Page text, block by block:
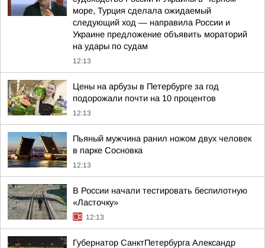
море, Турция сделала ожидаемый
следующий ход — направила России и
Украине предложение объявить мораторий
на удары по судам
12:13
Цены на арбузы в Петербурге за год
подорожали почти на 10 процентов
12:13
Пьяный мужчина ранил ножом двух человек
в парке Сосновка
12:13
В России начали тестировать беспилотную
«Ласточку»
12:13
Губернатор СанктПетербурга Александр